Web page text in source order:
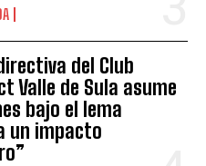
del Club
Valle de Sula asume
bajo el lema
un impacto